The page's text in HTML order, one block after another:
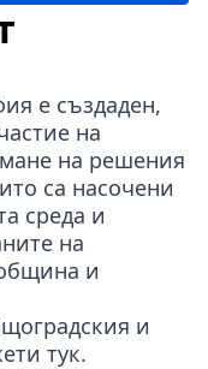
е създаден,
на
на решения
са насочени
среда и
на
и
и
тук.